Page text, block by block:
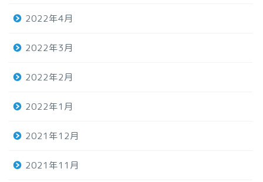
2022年4月
2022年3月
2022年2月
2022年1月
2021年12月
2021年11月